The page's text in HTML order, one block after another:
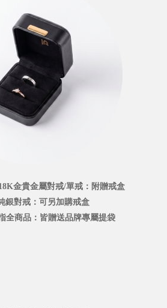
金貴金屬對戒/單戒：附贈戒盒
銀對戒：可另加購戒盒
全商品：皆贈送品牌專屬提袋